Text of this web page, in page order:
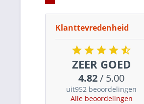
Klanttevredenheid
ZEER GOED
4.82/ 5.00
uit952 beoordelingen
Alle beoordelingen